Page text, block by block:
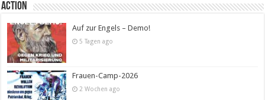
Action
Auf zur Engels – Demo!
5 Tagen ago
Frauen-Camp-2026
2 Wochen ago